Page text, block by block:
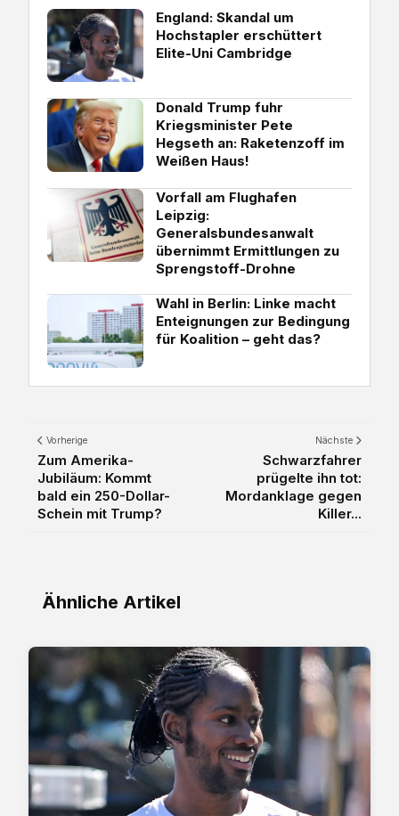
England: Skandal um
Hochstapler erschüttert
Elite-Uni Cambridge
Donald Trump fuhr
Kriegsminister Pete
Hegseth an: Raketenzoff im
Weißen Haus!
Vorfall am Flughafen
Leipzig:
Generalsbundesanwalt
übernimmt Ermittlungen zu
Sprengstoff-Drohne
Wahl in Berlin: Linke macht
Enteignungen zur Bedingung
für Koalition – geht das?
Vorherige
Zum Amerika-
Jubiläum: Kommt
bald ein 250-Dollar-
Schein mit Trump?
Nächste
Schwarzfahrer
prügelte ihn tot:
Mordanklage gegen
Killer...
Ähnliche Artikel